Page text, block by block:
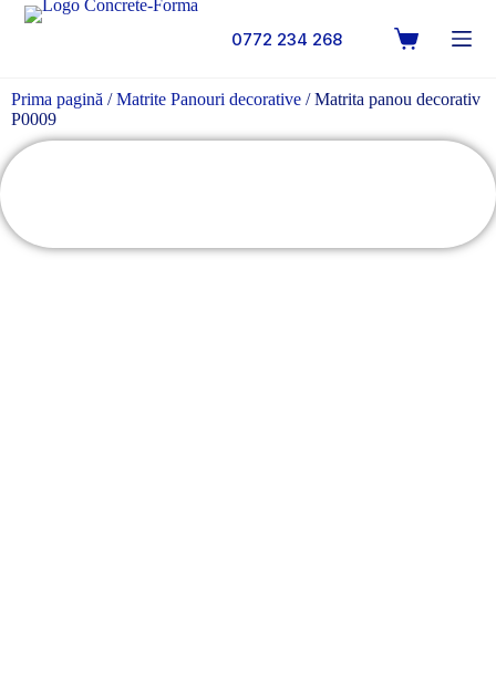
0772 234 268
Prima pagină /Matrite Panouri decorative / Matrita panou decorativ
P0009